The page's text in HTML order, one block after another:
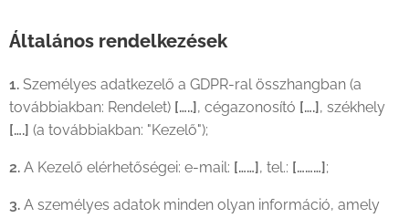
Általános rendelkezések
1. Személyes adatkezelő a GDPR-ral összhangban (a
továbbiakban: Rendelet) […..], cégazonosító [….], székhely
[….] (a továbbiakban: "Kezelő");
2. A Kezelő elérhetőségei: e-mail: [……], tel.: [………];
3. A személyes adatok minden olyan információ, amely